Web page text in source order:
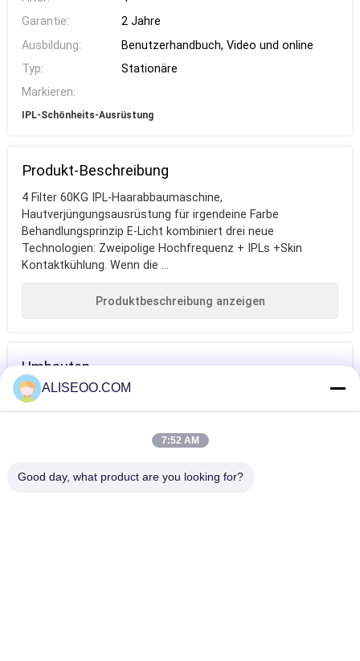
Garantie:
2 Jahre
Ausbildung:
Benutzerhandbuch, Video und online
Typ:
Stationäre
Markieren:
IPL-Schönheits-Ausrüstung
Produkt-Beschreibung
4 Filter 60KG IPL-Haarabbaumaschine,
Hautverjüngungsausrüstung für irgendeine Farbe
Behandlungsprinzip E-Licht kombiniert drei neue
Technologien: Zweipolige Hochfrequenz + IPLs +Skin
Kontaktkühlung. Wenn die ...
Produktbeschreibung anzeigen
Umbauten
Haarabbaumaschine
Laser-
Haarmaschine
Berufslaser-
ALISEOO.COM
7:52 AM
Good day, what product are you looking for?